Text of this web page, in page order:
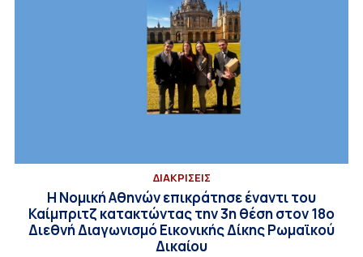
ΔΙΑΚΡΙΣΕΙΣ
Η Νομική Αθηνών επικράτησε έναντι του
Καίμπριτζ κατακτώντας την 3η θέση στον 18ο
Διεθνή Διαγωνισμό Εικονικής Δίκης Ρωμαϊκού
Δικαίου